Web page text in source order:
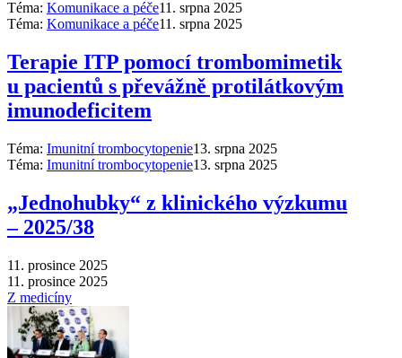
Téma: Komunikace a péče11. srpna 2025
Téma: Komunikace a péče11. srpna 2025
Terapie ITP pomocí trombomimetik
u pacientů s převážně protilátkovým
imunodeficitem
Téma: Imunitní trombocytopenie13. srpna 2025
Téma: Imunitní trombocytopenie13. srpna 2025
„Jednohubky“ z klinického výzkumu
–⁠ 2025/38
11. prosince 2025
11. prosince 2025
Z medicíny